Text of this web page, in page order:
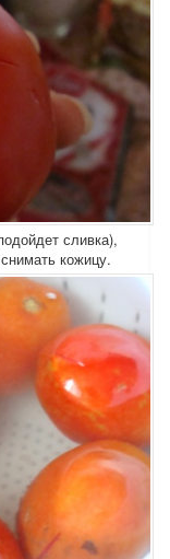
сливка),
кожицу.